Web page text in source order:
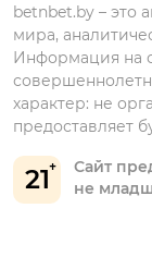
Бонусы Винлайн
21
Сайт
не
betnbet.by – это
мира,
Информация на
характер: не
предоставляет